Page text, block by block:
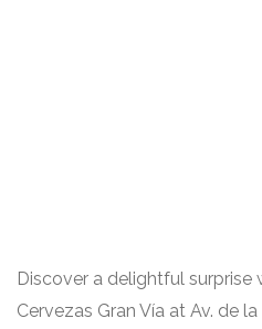
Discover a delightful surprise
Cervezas Gran Vía at Av. de